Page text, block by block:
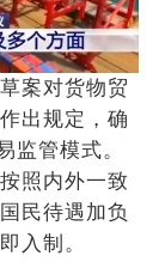
案对货物贸
出规定，确
监管模式。
照内外一致
民待遇加负
入制。